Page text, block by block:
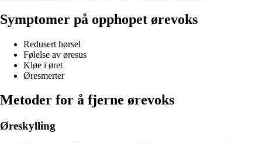
Symptomer på opphopet ørevoks
Redusert hørsel
Følelse av øresus
Kløe i øret
Øresmerter
Metoder for å fjerne ørevoks
Øreskylling